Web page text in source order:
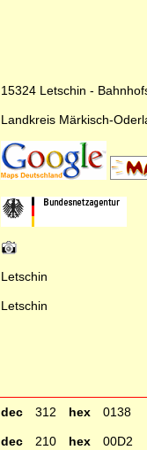
15324 Letschin -
Landkreis Märkisch-
Letschin
Letschin
dec 312 hex 0138
dec 210 hex 00D2